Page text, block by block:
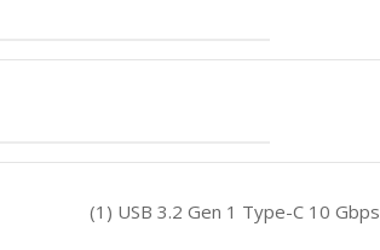
(1) USB 3.2 Gen 1 Type-C 10